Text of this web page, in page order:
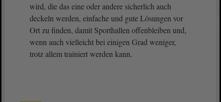
wird, die das eine oder andere sicherlich auch
deckeln werden, einfache und gute Lösungen vor
Ort zu finden, damit Sporthallen offenbleiben und,
wenn auch vielleicht bei einigen Grad weniger,
trotz allem trainiert werden kann.